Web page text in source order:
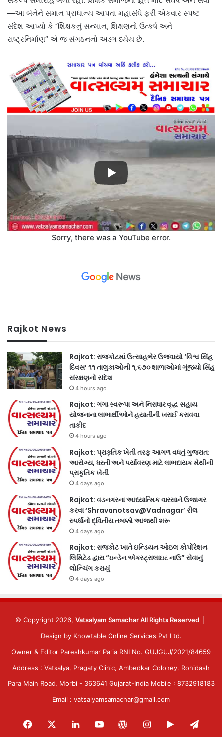
—આ બંનેને સમાન પ્રાધાન્ય આપતા મહાસંઘે ફરી એકવાર સ્પષ્ટ
સંદેશ આપ્યો કે “શિક્ષકનું સન્માન, શિક્ષણનો ઉત્કર્ષ અને
રાષ્ટ્રનિર્માણ” એ જ સંગઠનનો અડગ ધ્યેય છે.
Sorry, there was a YouTube error.
Rajkot News
Rajkot: રાજકોટમાં ઉત્સાહભેર ઉજવાયો ‘વિશ્વ સિંહ
દિવસ’ ૧૧ તાલુકાઓની ૧,૬૭૦ શાળાઓમાં ગૂંજ્યો સિંહ
સંરક્ષણનો સંદેશ
4 hours ago
Rajkot: ગંગા સ્વરૂપા અને નિરાધાર વૃદ્ધ સહાય
યોજનાના લાભાર્થીઓને હયાતીની ખરાઈ કરાવવા
તાકીદ
4 hours ago
Rajkot: પ્રાકૃતિક ખેતી તરફ આગળ વધતું ગુજરાત:
આરોગ્ય, ધરતી અને પર્યાવરણ માટે લાભદાયક મેથીની
પ્રાકૃતિક ખેતી
4 days ago
Rajkot: વડનગરના આધ્યાત્મિક વારસાને ઉજાગર
કરવા ‘Shravanotsav@Vadnagar’ રીલ
સ્પર્ધાનો દ્વિતીય તબક્કો આજથી શરૂ
4 days ago
Rajkot: રાજકોટ ખાતે ઇન્ડિયન ઓઇલ કોર્પોરેશન
લિમિટેડ દ્વારા “ઇન્ડેન એક્સ્ટ્રાલાઇટ નાઉ” સેવાનું
લોન્ચિંગ કરાયું
4 days ago
© Copyright 2026, Vatsalyam Samachar All Rights Reserved
Design by Knowtable Online Services Pvt Ltd.
Owner & Editor Pareshkumar Paria RNI No. GUJGUJ/2021/84659
Address : Vatsalya, Pragaty Clinic, Ambedkar Coloney, Rohidash
Para Main Road, Morbi - 363641 Gujarat-India Mobile : 8732918183
Email : vatsalyamsamachar@gmail.com
Facebook LinkedInYouTubeWordPressInstagram
Google